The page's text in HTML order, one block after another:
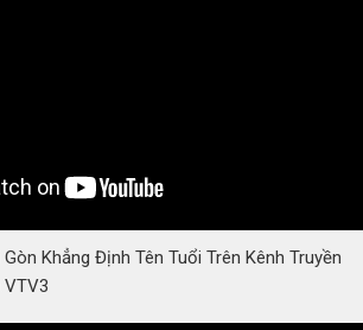
Khẳng Định Tên Tuổi Trên Kênh Truyền
VTV3